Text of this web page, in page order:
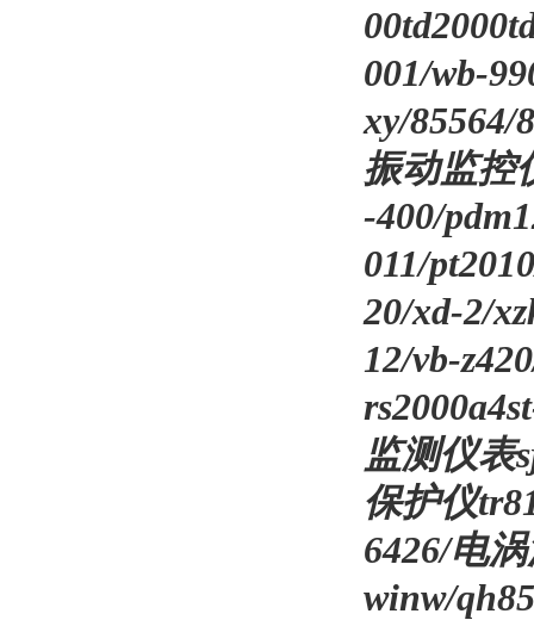
001/wb-
xy/85564/
振动监控
-400/
011/
20/xd-2/
12/vb-
监测仪表
保护仪
6426/电
winw/